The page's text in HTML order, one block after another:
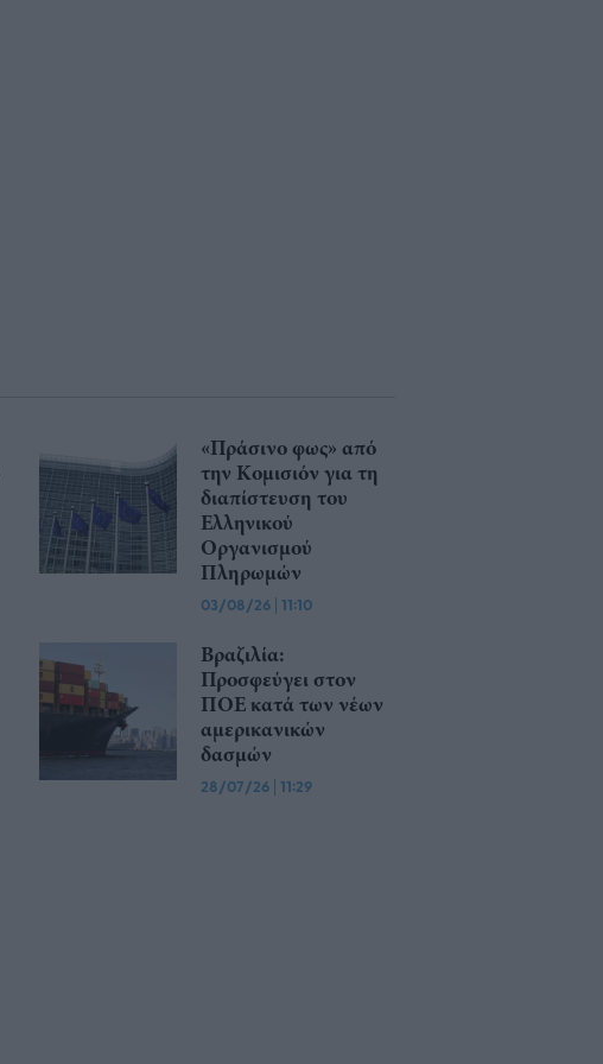
«Πράσινο φως» από
την Κομισιόν για τη
διαπίστευση του
Ελληνικού
Οργανισμού
Πληρωμών
03/08/26 | 11:10
Βραζιλία:
Προσφεύγει στον
ΠΟΕ κατά των νέων
αμερικανικών
δασμών
28/07/26 | 11:29